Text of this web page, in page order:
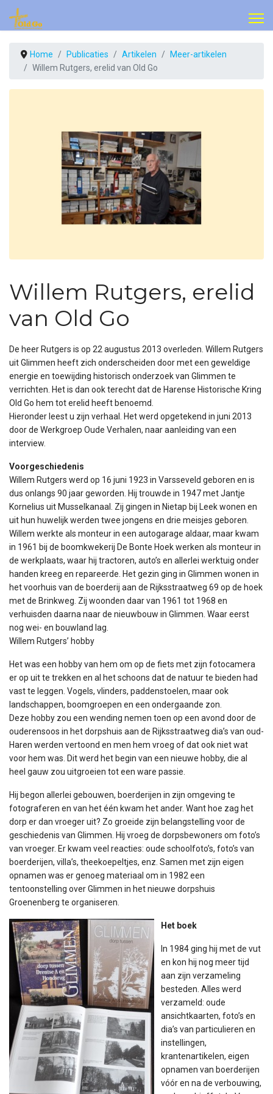
Home Publicaties Artikelen
Meer-artikelen
Willem Rutgers, erelid van Old Go
Willem Rutgers, erelid
van Old Go
De heer Rutgers is op 22 augustus 2013 overleden. Willem Rutgers
uit Glimmen heeft zich onderscheiden door met een geweldige
energie en toewijding historisch onderzoek van Glimmen te
verrichten. Het is dan ook terecht dat de Harense Historische Kring
Old Go hem tot erelid heeft benoemd.
Hieronder leest u zijn verhaal. Het werd opgetekend in juni 2013
door de Werkgroep Oude Verhalen, naar aanleiding van een
interview.
Voorgeschiedenis
Willem Rutgers werd op 16 juni 1923 in Varsseveld geboren en is
dus onlangs 90 jaar geworden. Hij trouwde in 1947 met Jantje
Kornelius uit Musselkanaal. Zij gingen in Nietap bij Leek wonen en
uit hun huwelijk werden twee jongens en drie meisjes geboren.
Willem werkte als monteur in een autogarage aldaar, maar kwam
in 1961 bij de boomkwekerij De Bonte Hoek werken als monteur in
de werkplaats, waar hij tractoren, auto’s en allerlei werktuig onder
handen kreeg en repareerde. Het gezin ging in Glimmen wonen in
het voorhuis van de boerderij aan de Rijksstraatweg 69 op de hoek
met de Brinkweg. Zij woonden daar van 1961 tot 1968 en
verhuisden daarna naar de nieuwbouw in Glimmen. Waar eerst
nog wei- en bouwland lag.
Willem Rutgers’ hobby
Het was een hobby van hem om op de fiets met zijn fotocamera
er op uit te trekken en al het schoons dat de natuur te bieden had
vast te leggen. Vogels, vlinders, paddenstoelen, maar ook
landschappen, boomgroepen en een ondergaande zon.
Deze hobby zou een wending nemen toen op een avond door de
ouderensoos in het dorpshuis aan de Rijksstraatweg dia’s van oud-
Haren werden vertoond en men hem vroeg of dat ook niet wat
voor hem was. Dit werd het begin van een nieuwe hobby, die al
heel gauw zou uitgroeien tot een ware passie.
Hij begon allerlei gebouwen, boerderijen in zijn omgeving te
fotograferen en van het één kwam het ander. Want hoe zag het
dorp er dan vroeger uit? Zo groeide zijn belangstelling voor de
geschiedenis van Glimmen. Hij vroeg de dorpsbewoners om foto’s
van vroeger. Er kwam veel reacties: oude schoolfoto’s, foto’s van
boerderijen, villa’s, theekoepeltjes, enz. Samen met zijn eigen
opnamen was er genoeg materiaal om in 1982 een
tentoonstelling over Glimmen in het nieuwe dorpshuis
Groenenberg te organiseren.
Het boek
In 1984 ging hij met de vut
en kon hij nog meer tijd
aan zijn verzameling
besteden. Alles werd
verzameld: oude
ansichtkaarten, foto’s en
dia’s van particulieren en
instellingen,
krantenartikelen, eigen
opnamen van boerderijen
vóór en na de verbouwing,